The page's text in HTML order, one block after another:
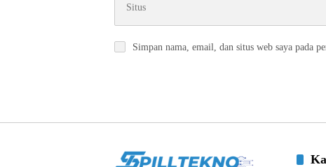
Simpan nama, email, dan situs web saya pada